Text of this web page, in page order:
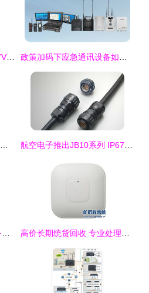
洛阳国标矿用通讯电缆MHYVR1*4*0.7_电工电气_世界工厂网 政策加码下应急通讯设备如何推动应急通信能力的进化
供应RJ45-RJ45网络跳线连接线 通信与通讯的核心枢纽 航空电子推出JB10系列 IP67防水塑料圆形连接器助力通讯设备新升级
通信设备产品频道 特种装备网，全球领先的特种装备行业电商门户 高价长期统货回收 专业处理闲置网络设备、电子产品、医疗设备及通讯设备的一站式解决方案